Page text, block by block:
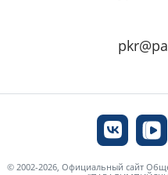
© 2002-2026, Официальный сайт